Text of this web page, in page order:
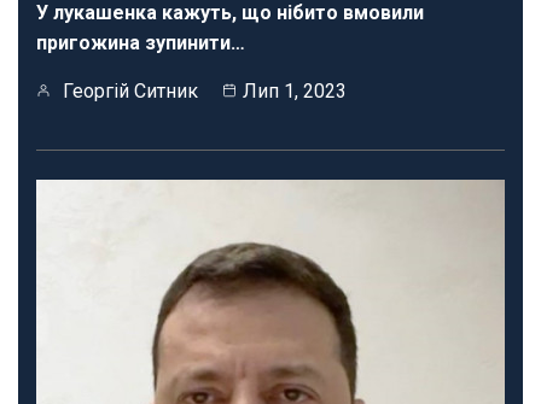
У лукашенка кажуть, що нібито вмовили
пригожина зупинити…
Георгій Ситник Лип 1, 2023